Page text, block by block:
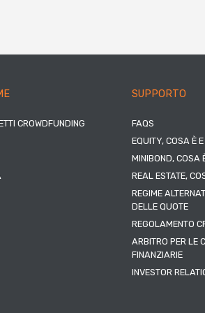
CROWDFUNDING
SUPPORTO
FAQS
EQUITY, COSA È
MINIBOND, COSA
REAL ESTATE,
REGIME
DELLE QUOTE
REGOLAMENTO
ARBITRO PER LE
FINANZIARIE
INVESTOR